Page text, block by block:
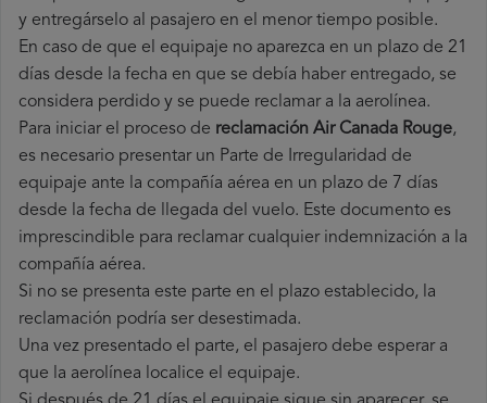
y entregárselo al pasajero en el menor tiempo posible.
En caso de que el equipaje no aparezca en un plazo de 21
días desde la fecha en que se debía haber entregado, se
considera perdido y se puede reclamar a la aerolínea.
Para iniciar el proceso de reclamación Air Canada Rouge,
es necesario presentar un Parte de Irregularidad de
equipaje ante la compañía aérea en un plazo de 7 días
desde la fecha de llegada del vuelo. Este documento es
imprescindible para reclamar cualquier indemnización a la
compañía aérea.
Si no se presenta este parte en el plazo establecido, la
reclamación podría ser desestimada.
Una vez presentado el parte, el pasajero debe esperar a
que la aerolínea localice el equipaje.